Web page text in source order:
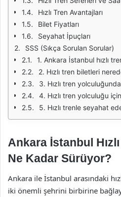
Hızlı Tren Avantajları
Bilet Fiyatları
Seyahat İpuçları
SSS (Sıkça Sorulan Sorular)
1. Ankara İstanbul hızlı tren
2. Hızlı tren biletleri
3. Hızlı tren
4. Hızlı tren yolculuğu
5. Hızlı trenle seyahat
Ankara İstanbul
Ne Kadar Sürüyor?
Ankara ile İstanbul arasındaki
iki önemli şehrini birbirine